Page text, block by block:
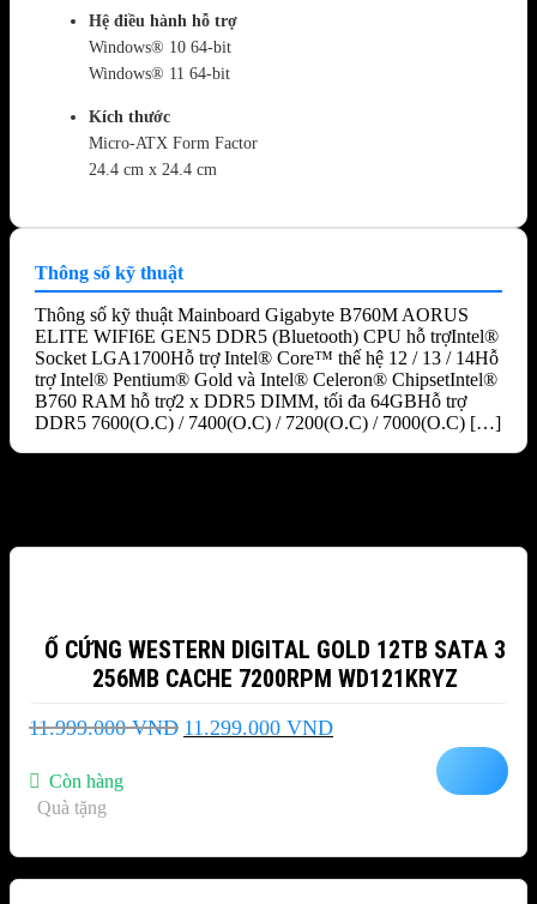
Hệ điều hành hỗ trợ
Windows® 10 64-bit
Windows® 11 64-bit
Kích thước
Micro-ATX Form Factor
24.4 cm x 24.4 cm
Thông số kỹ thuật
Thông số kỹ thuật Mainboard Gigabyte B760M AORUS
ELITE WIFI6E GEN5 DDR5 (Bluetooth) CPU hỗ trợIntel®
Socket LGA1700Hỗ trợ Intel® Core™ thế hệ 12 / 13 / 14Hỗ
trợ Intel® Pentium® Gold và Intel® Celeron® ChipsetIntel®
B760 RAM hỗ trợ2 x DDR5 DIMM, tối đa 64GBHỗ trợ
DDR5 7600(O.C) / 7400(O.C) / 7200(O.C) / 7000(O.C) […]
Ổ CỨNG WESTERN DIGITAL GOLD 12TB SATA 3
256MB CACHE 7200RPM WD121KRYZ
11.999.000VND Giá
11.299.000 VNDGiá
Còn hàng
Quà tặng